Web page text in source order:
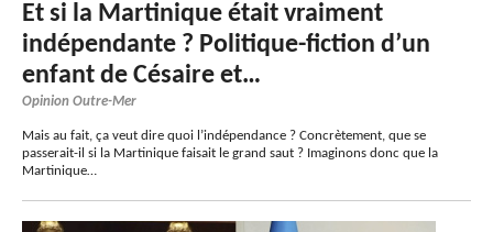
Et si la Martinique était vraiment
indépendante ? Politique-fiction d’un
enfant de Césaire et…
Opinion Outre-Mer
Mais au fait, ça veut dire quoi l’indépendance ? Concrètement, que se
passerait-il si la Martinique faisait le grand saut ? Imaginons donc que la
Martinique…